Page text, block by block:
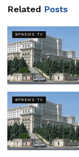
Related Posts
BPNEWS TV
BPNEWS TV